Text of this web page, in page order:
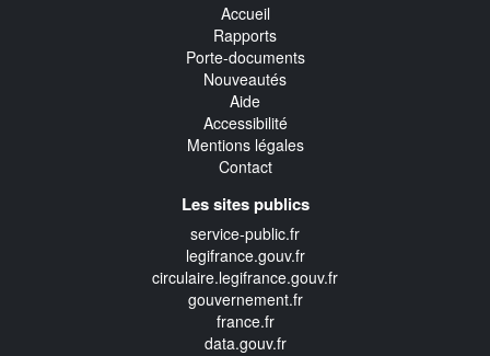
Accueil
Rapports
Porte-documents
Nouveautés
Aide
Accessibilité
Mentions légales
Contact
Les sites publics
service-public.fr
legifrance.gouv.fr
circulaire.legifrance.gouv.fr
gouvernement.fr
france.fr
data.gouv.fr